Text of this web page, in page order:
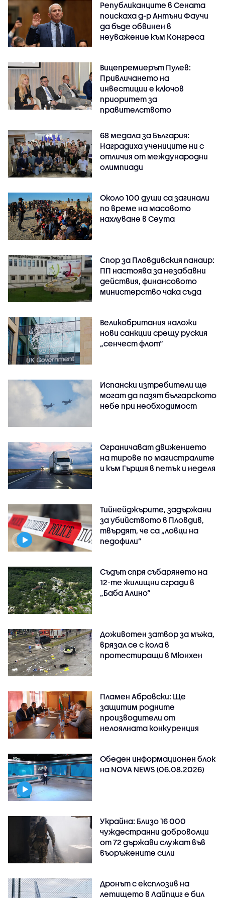
Републиканците в Сената
поискаха д-р Антъни Фаучи
да бъде обвинен в
неуважение към Конгреса
Вицепремиерът Пулев:
Привличането на
инвестиции е ключов
приоритет за
правителството
68 медала за България:
Наградиха учениците ни с
отличия от международни
олимпиади
Около 100 души са загинали
по време на масовото
нахлуване в Сеута
Спор за Пловдивския панаир:
ПП настоява за незабавни
действия, финансовото
министерство чака съда
Великобритания наложи
нови санкции срещу руския
„сенчест флот“
Испански изтребители ще
могат да пазят българското
небе при необходимост
Ограничават движението
на тирове по магистралите
и към Гърция в петък и неделя
Тийнейджърите, задържани
за убийството в Пловдив,
твърдят, че са „ловци на
педофили”
Съдът спря събарянето на
12-те жилищни сгради в
„Баба Алино“
Доживотен затвор за мъжа,
врязал се с кола в
протестиращи в Мюнхен
Пламен Абровски: Ще
защитим родните
производители от
нелоялната конкуренция
Обеден информационен блок
на NOVA NEWS (06.08.2026)
Украйна: Близо 16 000
чуждестранни доброволци
от 72 държави служат във
въоръжените сили
Дронът с експлозив на
летището в Лайпциг е бил